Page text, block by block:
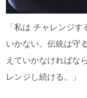
「私は チャレンジ
いかない。伝統は守
えていかなければな
レンジし続ける。」